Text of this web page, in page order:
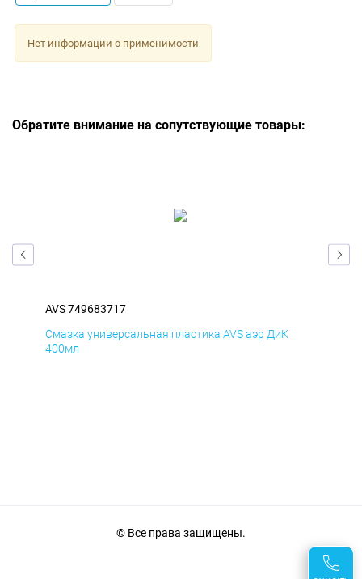
Нет информации о применимости
Обратите внимание на сопутствующие товары:
AVS 749683717
Смазка универсальная пластика AVS аэр ДиК
400мл
© Все права защищены.